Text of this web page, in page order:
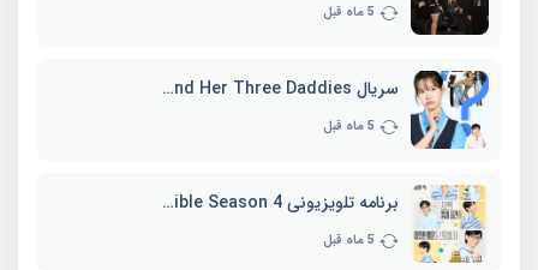
5 ماه قبل
سریال Marie and Her Three Daddies
5 ماه قبل
برنامه تلویزیونی Whenever Possible Season 4
5 ماه قبل